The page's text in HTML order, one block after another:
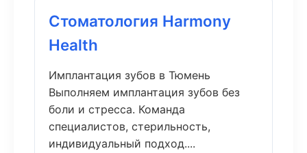
Стоматология Harmony
Health
Имплантация зубов в Тюмень
Выполняем имплантация зубов без
боли и стресса. Команда
специалистов, стерильность,
индивидуальный подход....